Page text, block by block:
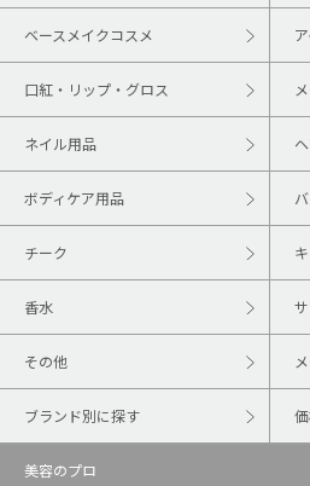
ベースメイクコスメ
口紅・リップ・グロス
ネイル用品
ボディケア用品
チーク
香水
その他
ブランド別に探す
美容のプロ